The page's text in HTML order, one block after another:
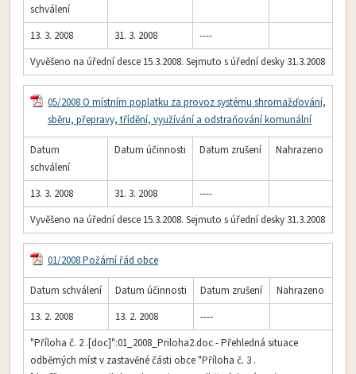
schválení
13. 3. 2008 31. 3. 2008
----
Vyvěšeno na úřední desce 15.3.2008. Sejmuto s úřední desky 31.3.2008
05/2008 O místním poplatku za provoz systému shromažďování,
sběru, přepravy, třídění, využívání a odstraňování komunální
Datum
schválení
Datum účinnosti Datum zrušení Nahrazeno
13. 3. 2008 31. 3. 2008
----
Vyvěšeno na úřední desce 15.3.2008. Sejmuto s úřední desky 31.3.2008
01/2008 Požární řád obce
Datum schválení Datum účinnosti Datum zrušení
Nahrazeno
13. 2. 2008
13. 2. 2008
----
"Příloha č. 2 .[doc]":01_2008_Priloha2.doc - Přehledná situace
odběrných míst v zastavěné části obce "Příloha č. 3 .